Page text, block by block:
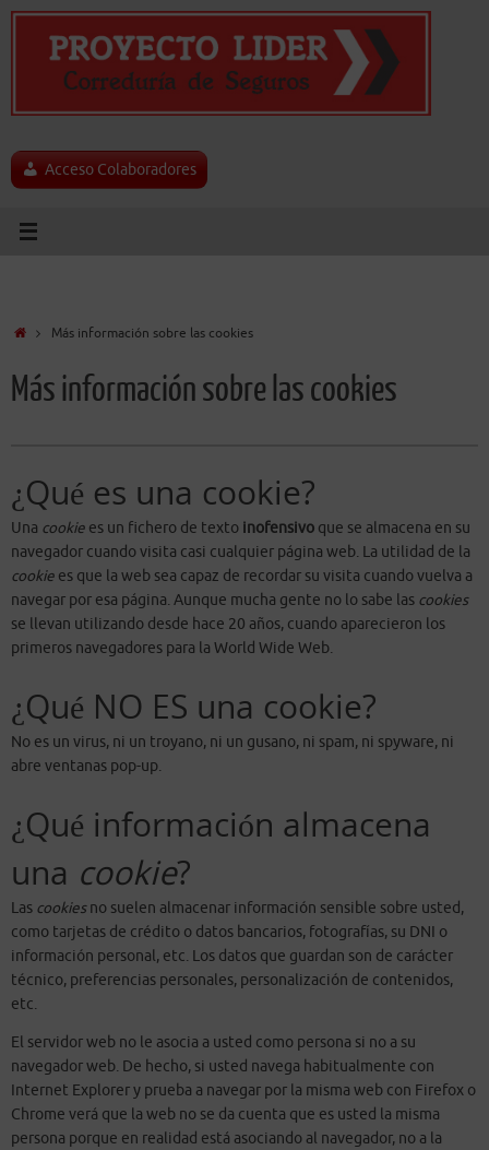
Saltar
contenido
Acceso Colaboradores
InicioMás información sobre las cookies
Más información sobre las cookies
¿Qué es una cookie?
Una cookie es un fichero de texto inofensivo que se almacena en su
navegador cuando visita casi cualquier página web. La utilidad de la
cookie es que la web sea capaz de recordar su visita cuando vuelva a
navegar por esa página. Aunque mucha gente no lo sabe las cookies
se llevan utilizando desde hace 20 años, cuando aparecieron los
primeros navegadores para la World Wide Web.
¿Qué NO ES una cookie?
No es un virus, ni un troyano, ni un gusano, ni spam, ni spyware, ni
abre ventanas pop-up.
¿Qué información almacena
una cookie?
Las cookiesno suelen almacenar información sensible sobre usted,
como tarjetas de crédito o datos bancarios, fotografías, su DNI o
información personal, etc. Los datos que guardan son de carácter
técnico, preferencias personales, personalización de contenidos,
etc.
El servidor web no le asocia a usted como persona si no a su
navegador web. De hecho, si usted navega habitualmente con
Internet Explorer y prueba a navegar por la misma web con Firefox o
Chrome verá que la web no se da cuenta que es usted la misma
persona porque en realidad está asociando al navegador, no a la